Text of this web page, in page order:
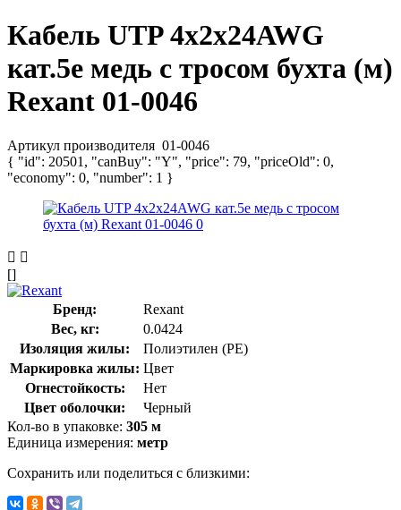
Кабель UTP 4х2х24AWG
кат.5е медь с тросом бухта (м)
Rexant 01-0046
Артикул производителя 01-0046
{ "id": 20501, "canBuy": "Y", "price": 79, "priceOld": 0,
"economy": 0, "number": 1 }
[]
Бренд:
Rexant
Вес, кг:
0.0424
Изоляция жилы:
Полиэтилен (PE)
Маркировка жилы: Цвет
Огнестойкость:
Нет
Цвет оболочки:
Черный
Кол-во в упаковке: 305 м
Единица измерения: метр
Сохранить или поделиться с близкими: